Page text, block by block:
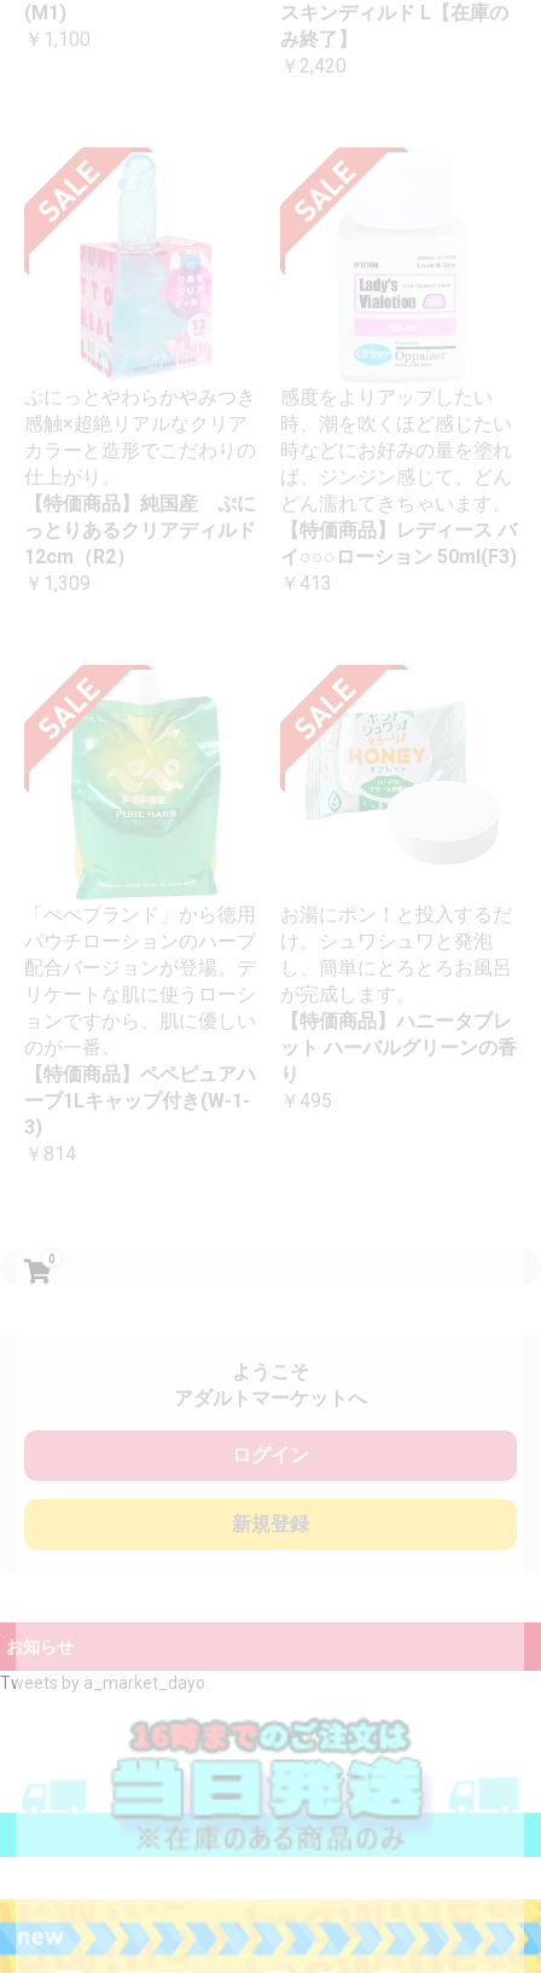
0
ようこそ
アダルトマーケットへ
ログイン
新規登録
お知らせ
Tweets by a_market_dayo
(M1)
￥1,100
スキンディルド L【在庫の
み終了】
￥2,420
ぷにっとやわらかやみつき
感触×超絶リアルなクリア
カラーと造形でこだわりの
仕上がり。
【特価商品】純国産 ぷに
っとりあるクリアディルド
12cm（R2）
￥1,309
感度をよりアップしたい
時、潮を吹くほど感じたい
時などにお好みの量を塗れ
ば、ジンジン感じて、どん
どん濡れてきちゃいます。
【特価商品】レディース バ
イ○○○ローション 50ml(F3)
￥413
「ぺぺブランド」から徳用
パウチローションのハーブ
配合バージョンが登場。デ
リケートな肌に使うローシ
ョンですから、肌に優しい
のが一番。
【特価商品】ペペピュアハ
ーブ1Lキャップ付き(W-1-
3)
￥814
お湯にポン！と投入するだ
け。シュワシュワと発泡
し、簡単にとろとろお風呂
が完成します。
【特価商品】ハニータブレ
ット ハーバルグリーンの香
り
￥495